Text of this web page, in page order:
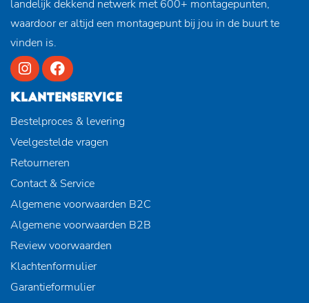
landelijk dekkend netwerk met 600+ montagepunten,
waardoor er altijd een montagepunt bij jou in de buurt te
vinden is.
KLANTENSERVICE
Bestelproces & levering
Veelgestelde vragen
Retourneren
Contact & Service
Algemene voorwaarden B2C
Algemene voorwaarden B2B
Review voorwaarden
Klachtenformulier
Garantieformulier